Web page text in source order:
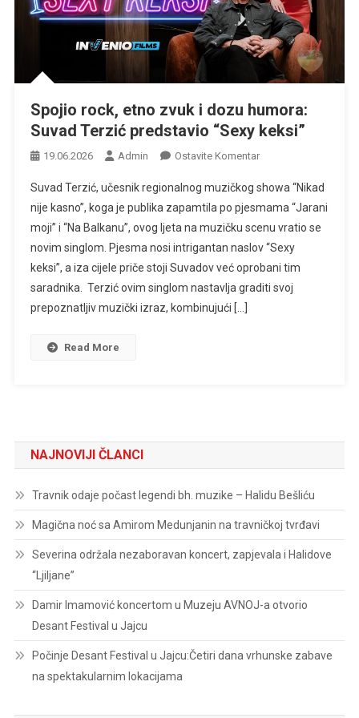
Spojio rock, etno zvuk i dozu humora:
Suvad Terzić predstavio “Sexy keksi”
19.06.2026 Admin Ostavite KomentarNa
Rock,
Etno
Zvuk
I
Dozu
Humora:
Suvad Terzić, učesnik regionalnog muzičkog showa “Nikad
nije kasno”, koga je publika zapamtila po pjesmama “Jarani
moji” i “Na Balkanu”, ovog ljeta na muzičku scenu vratio se
novim singlom. Pjesma nosi intrigantan naslov “Sexy
keksi”, a iza cijele priče stoji Suvadov već oprobani tim
saradnika. Terzić ovim singlom nastavlja graditi svoj
prepoznatljiv muzički izraz, kombinujući […]
Read More
NAJNOVIJI ČLANCI
Travnik odaje počast legendi bh. muzike – Halidu Bešliću
Magična noć sa Amirom Medunjanin na travničkoj tvrđavi
Severina održala nezaboravan koncert, zapjevala i Halidove
“Ljiljane”
Damir Imamović koncertom u Muzeju AVNOJ-a otvorio
Desant Festival u Jajcu
Počinje Desant Festival u Jajcu:Četiri dana vrhunske zabave
na spektakularnim lokacijama